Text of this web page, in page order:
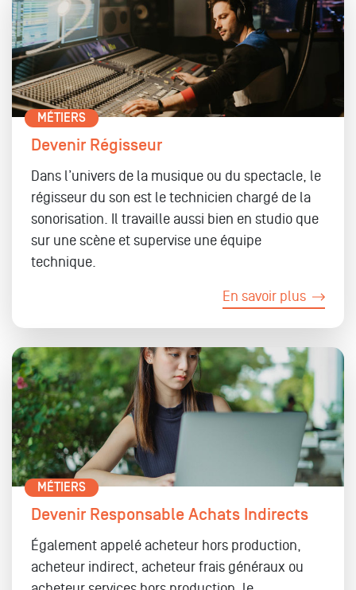
MÉTIERS
Devenir Régisseur
Dans l’univers de la musique ou du spectacle, le
régisseur du son est le technicien chargé de la
sonorisation. Il travaille aussi bien en studio que
sur une scène et supervise une équipe
technique.
En savoir plus
MÉTIERS
Devenir Responsable Achats Indirects
Également appelé acheteur hors production,
acheteur indirect, acheteur frais généraux ou